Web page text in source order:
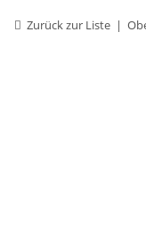
Zurück zur Liste